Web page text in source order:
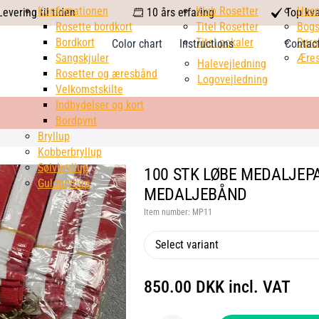
til tiden calendar
10 års erfaring
check
mark
Top
Color chart
Instructions
Halevejledning
Logovejledning
Konfirmationen
Rosette bordkort
Bordkort
Sangskjuler
Rosetter og æresbånd
Velkomstskilte
Indbydelser og kort
Bordpynt
Bryllup
Kobberbryllup
Sølvbryllup
Guldbryllup
Klub Rosetter
Titel Rosetter
Titel pokaler
100 STK LØBE
MEDALJEBÅND
Item number: MP11
Select variant
850.00 DKK incl. VAT